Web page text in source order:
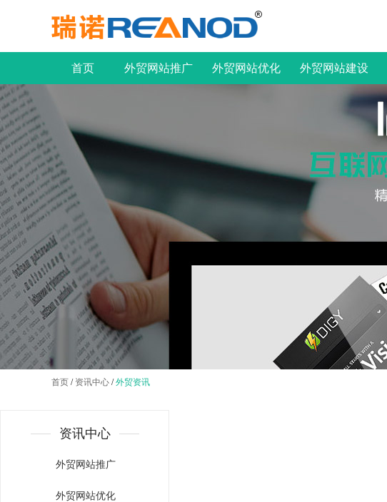
首页 外贸网站推广 外贸网站优化 外贸网站建设
首页 / 资讯中心 /外贸资讯
资讯中心
外贸网站推广
外贸网站优化